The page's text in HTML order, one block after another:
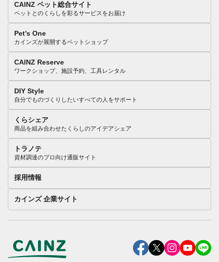
CAINZ ペット総合サイト
ペットとのくらしを彩るサービスをお届け
Pet’s One
カインズが展開するペットショップ
CAINZ Reserve
ワークショップ、施設予約、工具レンタル
DIY Style
自分でものづくりしたいすべての人をサポート
くらシェア
商品を組み合わせたくらしのアイデアシェア
トラノテ
資材調達のプロ向け通販サイト
採用情報
カインズ 企業サイト